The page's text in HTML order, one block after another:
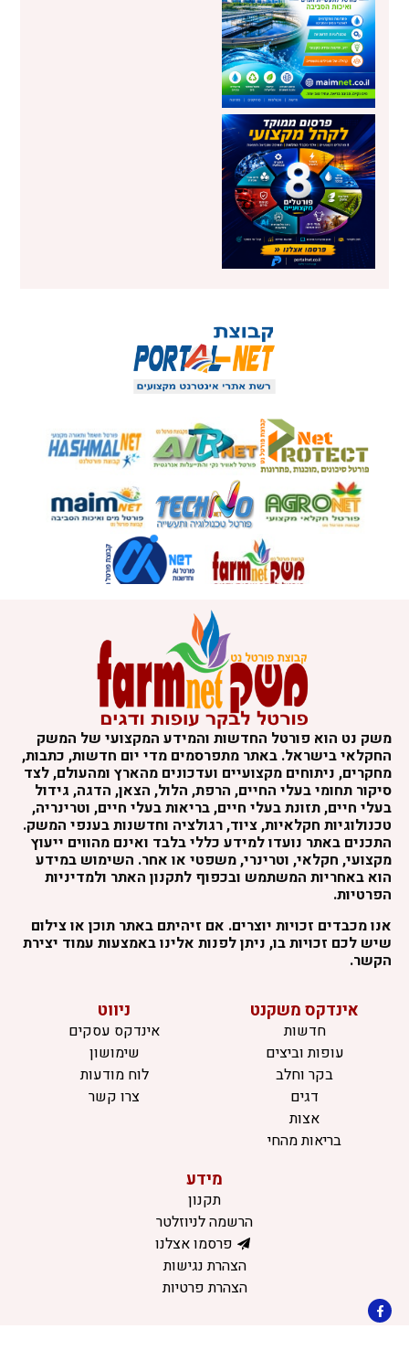
משק נט הוא פורטל החדשות והמידע המקצועי של המשק
החקלאי בישראל. באתר מתפרסמים מדי יום חדשות, כתבות,
מחקרים, ניתוחים מקצועיים ועדכונים מהארץ ומהעולם, לצד
סיקור תחומי בעלי החיים, הרפת, הלול, הצאן, הדגה, גידול
בעלי חיים, תזונת בעלי חיים, בריאות בעלי חיים, וטרינריה,
טכנולוגיות חקלאיות, ציוד, רגולציה וחדשנות בענפי המשק.
התכנים באתר נועדו למידע כללי בלבד ואינם מהווים ייעוץ
מקצועי, חקלאי, וטרינרי, משפטי או אחר. השימוש במידע
הוא באחריות המשתמש ובכפוף לתקנון האתר ולמדיניות
הפרטיות.
אנו מכבדים זכויות יוצרים. אם זיהיתם באתר תוכן או צילום
שיש לכם זכויות בו, ניתן לפנות אלינו באמצעות עמוד יצירת
הקשר.
אינדקס משקנט
חדשות
עופות וביצים
בקר וחלב
דגים
אצות
בריאות מהחי
ניווט
אינדקס עסקים
שימושון
לוח מודעות
צרו קשר
מידע
תקנון
הרשמה לניוזלטר
פרסמו אצלנו
הצהרת נגישות
הצהרת פרטיות